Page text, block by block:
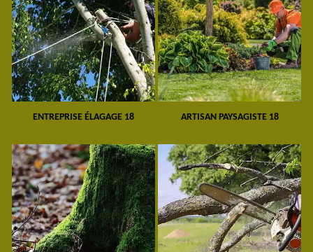
ENTREPRISE ÉLAGAGE 18 ARTISAN PAYSAGISTE 18